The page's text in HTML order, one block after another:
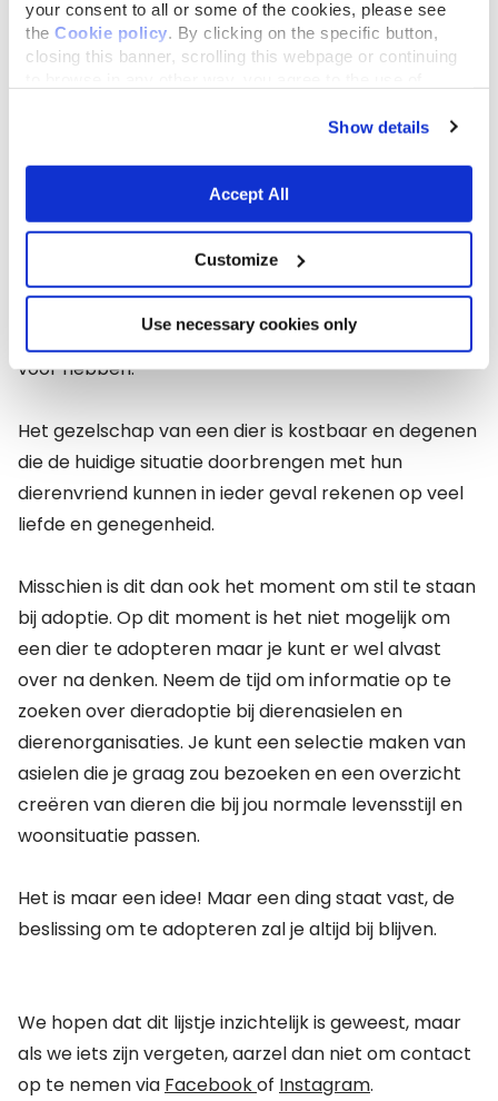
your consent to all or some of the cookies, please see
the Cookie policy . By clicking on the specific button,
closing this banner, scrolling this webpage or continuing
Show details
Accept All
Customize
Use necessary cookies only
Ter afsluiting:
kwel. Er zijn ook lichtpuntjes te vinden. Je moet
gewoon goed genoeg kijken. Het is goed moment om
na te denken over zaken waar we normaal geen tijd
voor hebben.
Het gezelschap van een dier is kostbaar en degenen
die de huidige situatie doorbrengen met hun
dierenvriend kunnen in ieder geval rekenen op veel
liefde en genegenheid.
Misschien is dit dan ook het moment om stil te staan
bij adoptie. Op dit moment is het niet mogelijk om
een dier te adopteren maar je kunt er wel alvast
over na denken. Neem de tijd om informatie op te
zoeken over dieradoptie bij dierenasielen en
dierenorganisaties. Je kunt een selectie maken van
asielen die je graag zou bezoeken en een overzicht
creëren van dieren die bij jou normale levensstijl en
woonsituatie passen.
Het is maar een idee! Maar een ding staat vast, de
beslissing om te adopteren zal je altijd bij blijven.
We hopen dat dit lijstje inzichtelijk is geweest, maar
als we iets zijn vergeten, aarzel dan niet om contact
op te nemen via Facebookof Instagram.